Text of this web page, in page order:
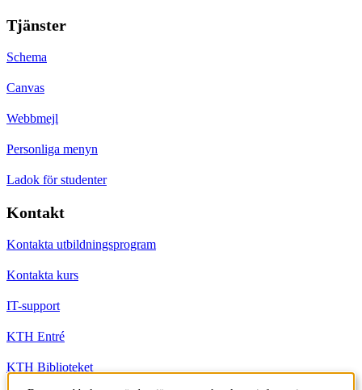
Tjänster
Schema
Canvas
Webbmejl
Personliga menyn
Ladok för studenter
Kontakt
Kontakta utbildningsprogram
Kontakta kurs
IT-support
KTH Entré
KTH Biblioteket